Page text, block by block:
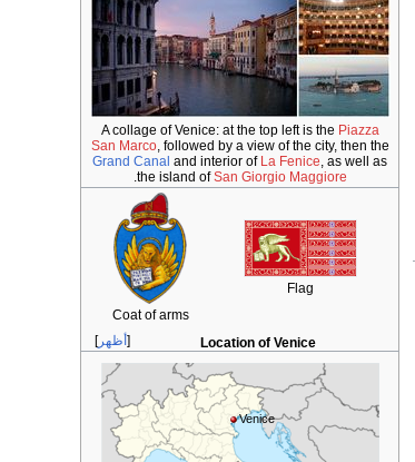
A collage of Venice: at the top left is the Piazza
San Marco, followed by a view of the city, then the
Grand Canal and interior of La Fenice, as well as
the island ofSan Giorgio Maggiore
.
Flag
Coat of arms
أظهر Location of Venice
Venice